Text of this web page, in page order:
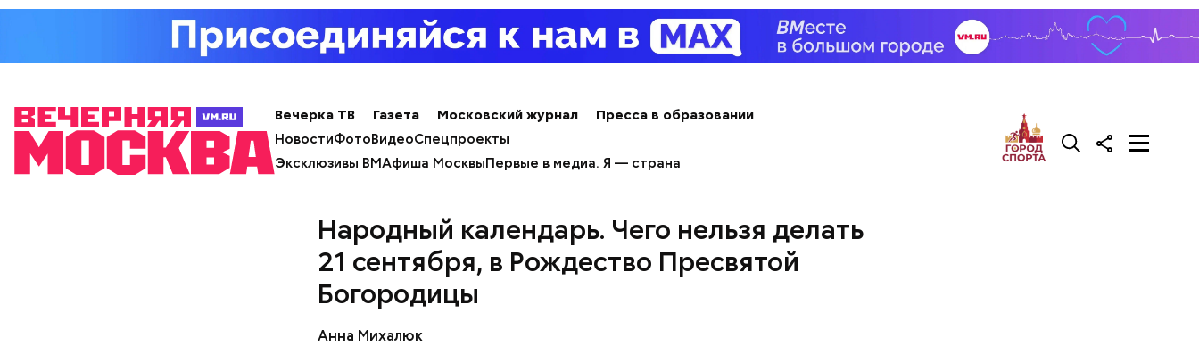
Вечерка ТВ Газета Московский журнал
Пресса в образовании
НовостиФотоВидеоСпецпроекты
Эксклюзивы ВМАфиша МосквыПервые в медиа. Я — страна
Народный календарь. Чего нельзя делать
21 сентября, в Рождество Пресвятой
Богородицы
Анна Михалюк
Он также рассказал, что появление шаровых молний не редкость и в